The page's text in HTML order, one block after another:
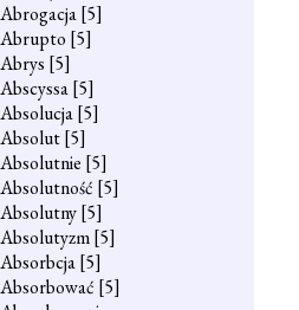
Abrogacja[5]
Abrupto [5]
Abrys [5]
Abscyssa[5]
Absolucja[5]
Absolut[5]
Absolutnie [5]
Absolutność [5]
Absolutny[5]
Absolutyzm[5]
Absorbcja[5]
Absorbować [5]